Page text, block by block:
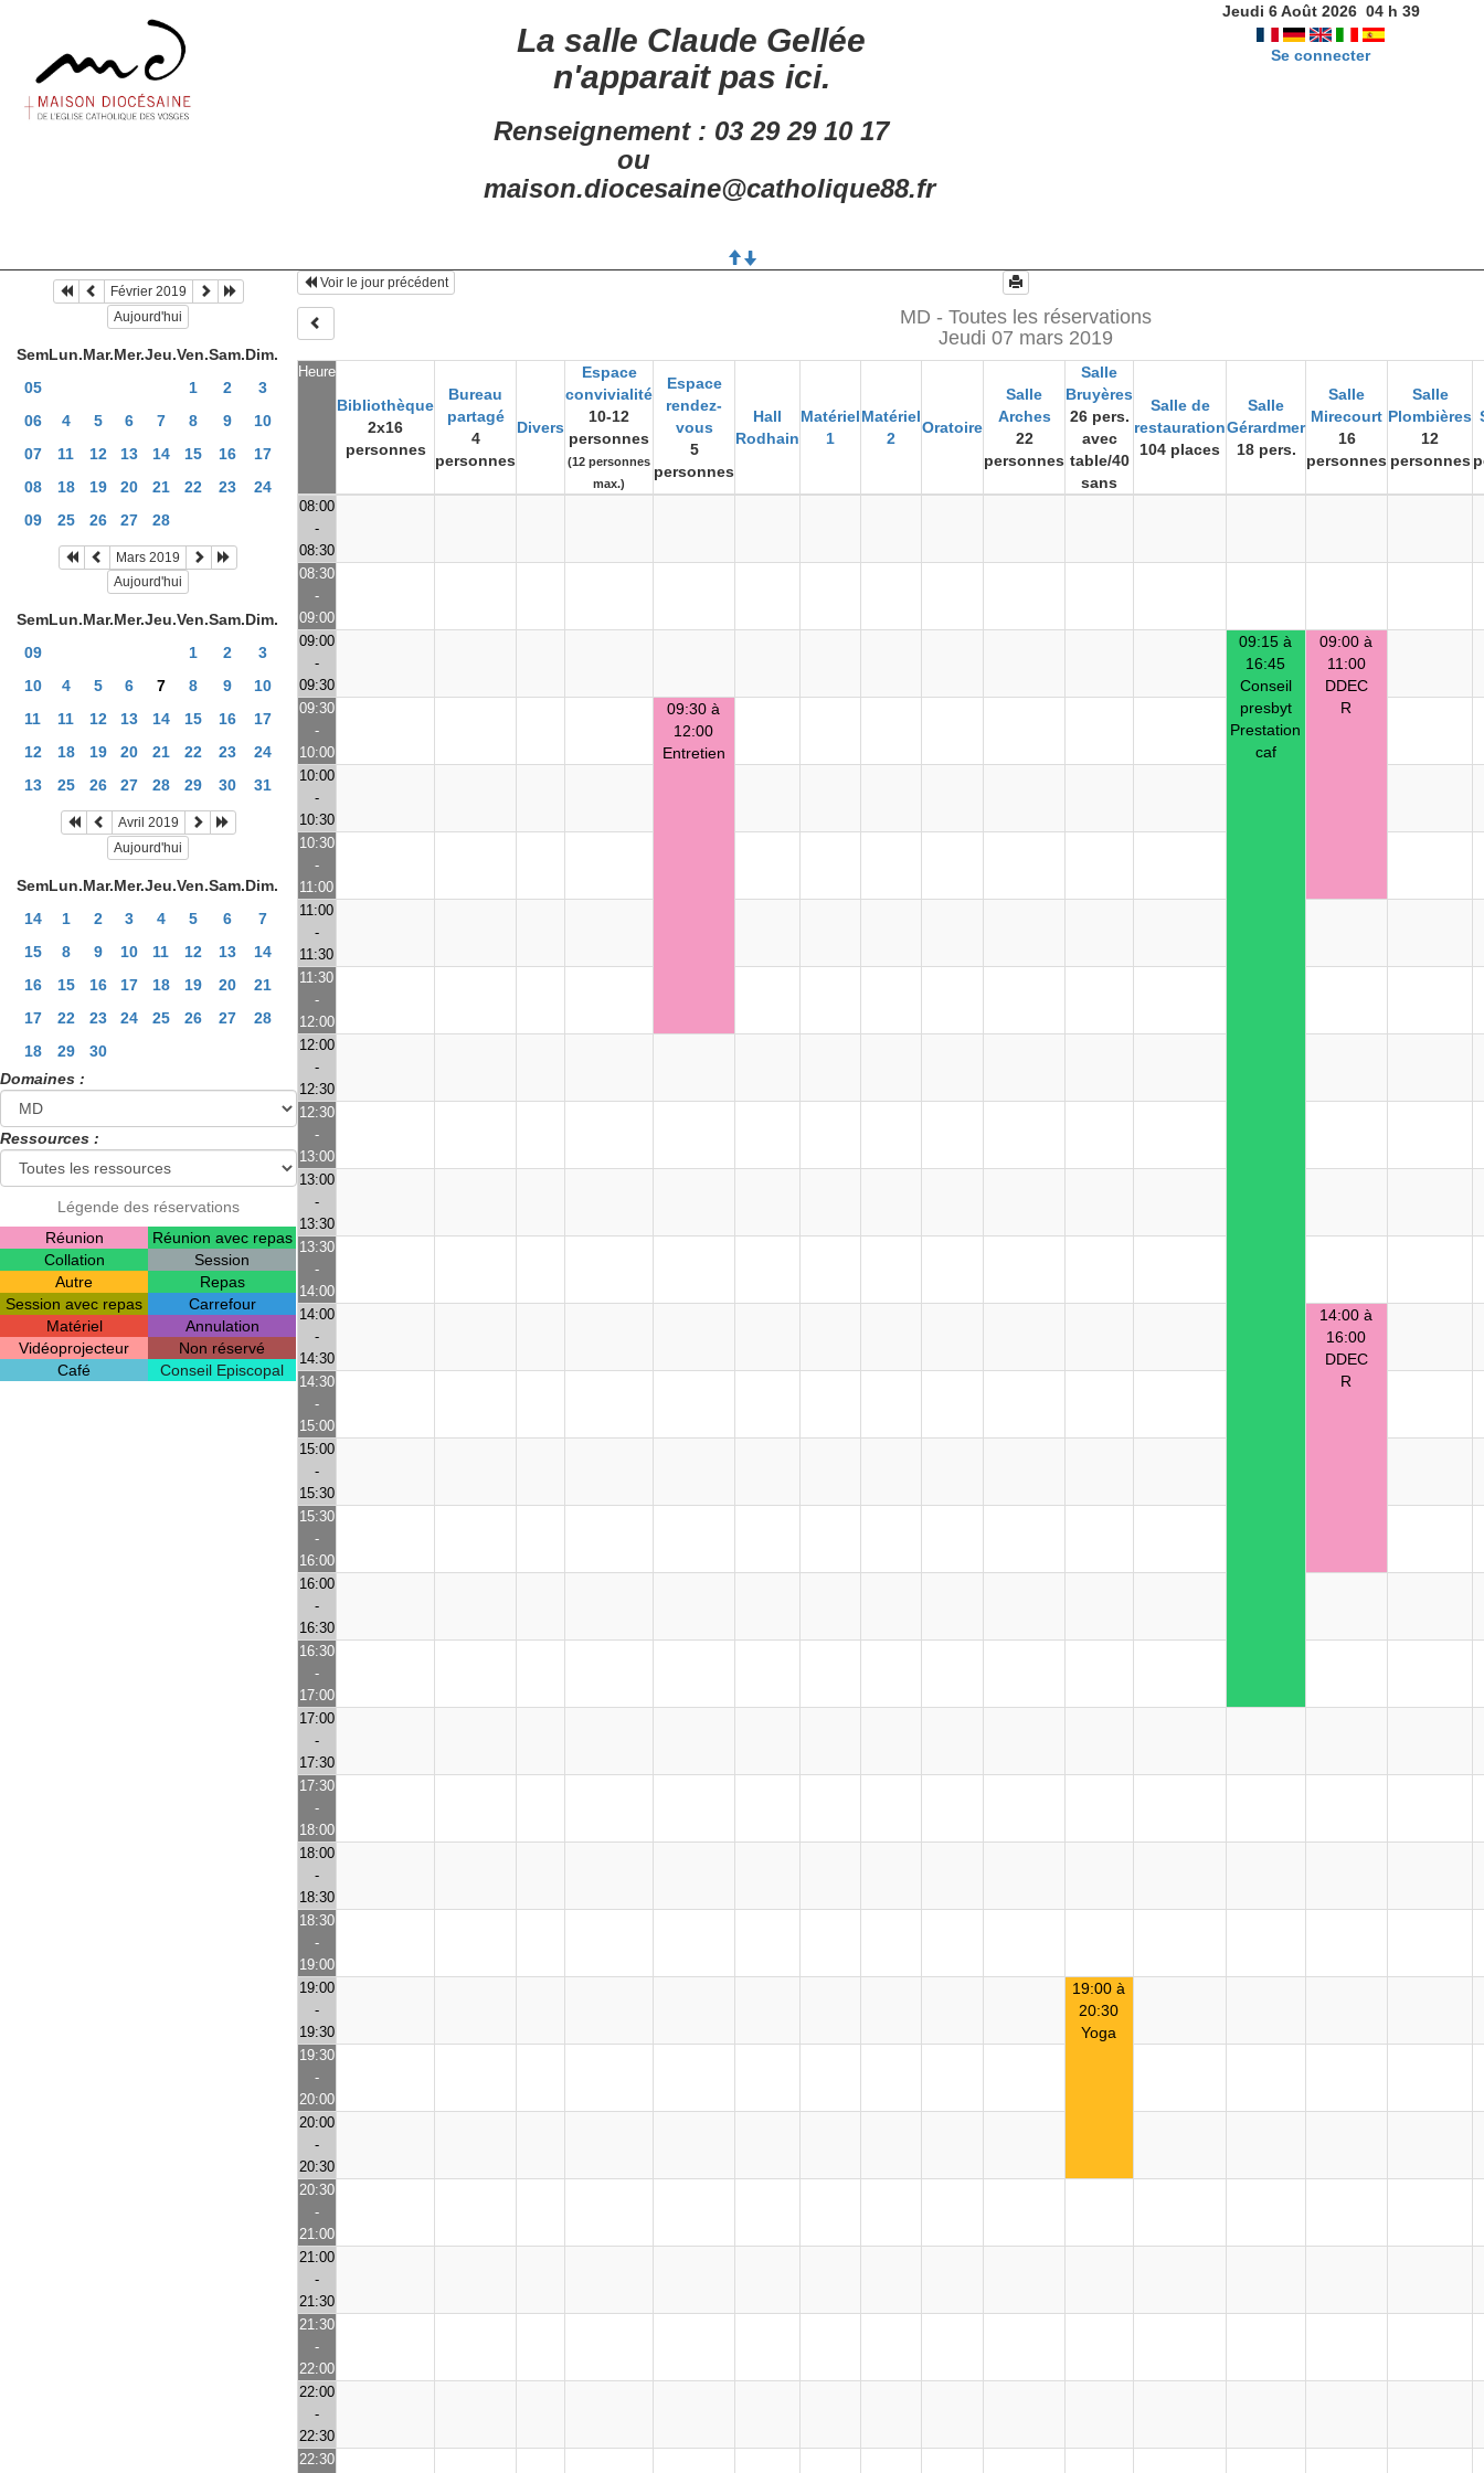
La salle Claude Gellée
n'apparait pas ici.
Renseignement : 03 29 29 10 17
ou
maison.diocesaine@catholique88.fr
Jeudi 6 Août 2026 04h 39
Se connecter
Février 2019
Aujourd'hui
SemLun.Mar.Mer.Jeu.Ven.Sam.Dim.
05
1 2
3
06
4 5 6 7 8 9
10
07
11 12 13 14 15 16
17
08
18 19 20 21 22 23
24
09
25 26 27 28
Mars 2019
Aujourd'hui
SemLun.Mar.Mer.Jeu.Ven.Sam.Dim.
09
1 2
3
10
4 5 6 7 8 9
10
11
11 12 13 14 15 16
17
12
18 19 20 21 22 23
24
13
25 26 27 28 29 30 31
Avril 2019
Aujourd'hui
SemLun.Mar.Mer.Jeu.Ven.Sam.Dim.
14
1 2 3 4 5 6
7
15
8 9 10 11 12 13
14
16
15 16 17 18 19 20
21
17
22 23 24 25 26 27
28
18
29
30
Domaines :
Ressources :
Légende des réservations
Réunion
Réunion avec repas
Collation
Session
Autre
Repas
Session avec repas
Carrefour
Matériel
Annulation
Vidéoprojecteur
Non réservé
Café
Conseil Episcopal
Heure
Bibliothèque
2x16
personnes
Bureau
partagé
4
personnes
Divers
Espace
convivialité
10-12
personnes
(12 personnes
max.)
Espace
rendez-
vous
5
personnes
Hall
Rodhain
Matériel
1
Matériel
2
Oratoire
Salle
Arches
22
personnes
Salle
Bruyères
26 pers.
avec
table/40
sans
Salle de
restauration
104 places
Salle
Gérardmer
18 pers.
Salle
Mirecourt
16
personnes
Salle
Plombières
12
personnes
Voir le jour précédent
MD - Toutes les réservations
Jeudi 07 mars 2019
08:00
-
08:30
08:30
-
09:00
09:00
-
09:30
09:15 à
16:45
Conseil
presbyt
Prestation
caf
09:00 à
11:00
DDEC
R
09:30
-
10:00
09:30 à
12:00
Entretien
10:00
-
10:30
10:30
-
11:00
11:00
-
11:30
11:30
-
12:00
12:00
-
12:30
12:30
-
13:00
13:00
-
13:30
13:30
-
14:00
14:00
-
14:30
14:00 à
16:00
DDEC
R
14:30
-
15:00
15:00
-
15:30
15:30
-
16:00
16:00
-
16:30
16:30
-
17:00
17:00
-
17:30
17:30
-
18:00
18:00
-
18:30
18:30
-
19:00
19:00
-
19:30
19:00 à
20:30
Yoga
19:30
-
20:00
20:00
-
20:30
20:30
-
21:00
21:00
-
21:30
21:30
-
22:00
22:00
-
22:30
22:30